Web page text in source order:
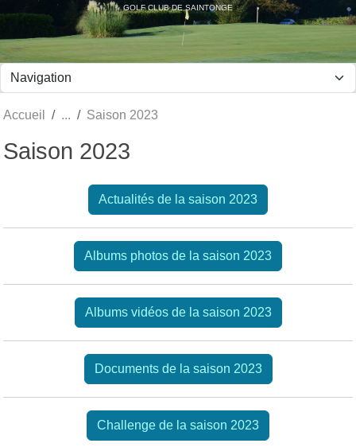
GOLF CLUB DE SAINTONGE
Accueil Saison 2023
Saison 2023
Actualités de la saison 2023
Albums photos de la saison 2023
Albums vidéos de la saison 2023
Documents de la saison 2023
Challenge de la saison 2023
Panneau de gestion des cookies